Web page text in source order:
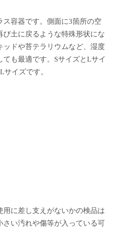
ス容器です。側面に3箇所の空
土に戻るような特殊形状にな
ッドや苔テラリウムなど、湿度
も最適です。SサイズとLサイ
イズです。
に差し支えがないかの検品は
い汚れや傷等が入っている可